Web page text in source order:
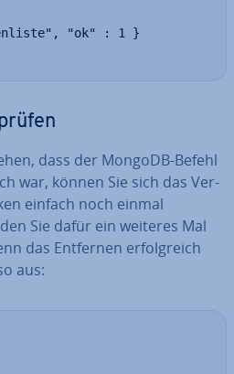
"ok" : 1 }
dass der MongoDB-Befehl
war, können Sie sich das Ver­
einfach noch einmal
Sie dafür ein weiteres Mal
das Entfernen er­folg­reich
aus: